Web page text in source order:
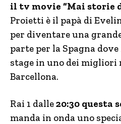
il tv movie “Mai storie
Proietti è il papà di
per diventare una
parte per la Spagna
stage in uno dei
Barcellona.
Rai 1 dalle20:30 questa
manda in onda uno